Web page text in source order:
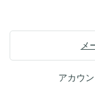
メ
アカウ